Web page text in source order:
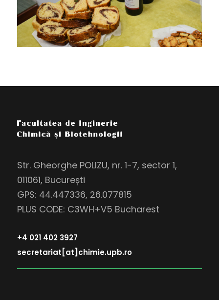
Str. Gheorghe POLIZU, nr. 1-7, sector 1,
011061, București
GPS: 44.447336, 26.077815
PLUS CODE: C3WH+V5 Bucharest
+4 021 402 3927
secretariat[at]chimie.upb.ro